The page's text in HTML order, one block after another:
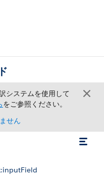
システムを使用して
をご参照ください。
せん